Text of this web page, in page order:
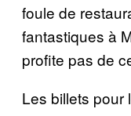
foule de
fantastiques à
profite pas de
Les billets pour